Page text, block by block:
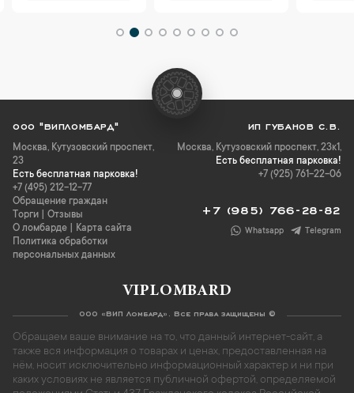
ООО "ВИПЛОМБАРД"
Москва, Кутузовский проспект,
23
Есть бесплатная парковка!
+7 (495) 212-12-77
Обращение граждан
Торги
Отзывы
О ломбарде
Карта сайта
Политика обработки
персональных данных
ИП ГУБАНОВ С.В.
Москва, Кутузовский проспект, 23к1,
Есть бесплатная парковка!
+7 (925) 761-22-06
+7 (985) 766-28-82
Whatsapp Telegram
VIPLOMBARD
ООО «ВИП Ломбард». Все права защищены ©
Обращаем ваше внимание на то, что данный интернет-сайт, а
также вся информация о товарах и ценах, предоставленная на
нём, носит исключительно информационный характер и ни при
каких условиях не является публичной офертой, определяемой